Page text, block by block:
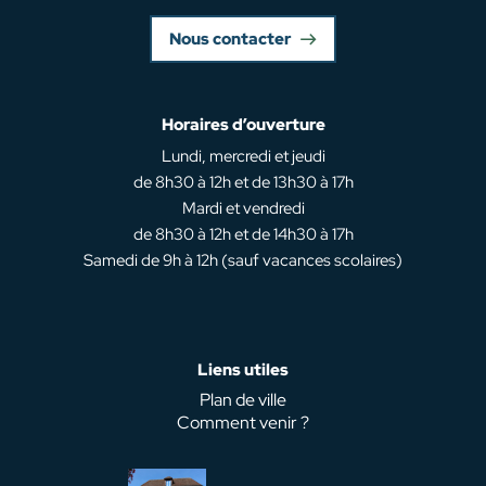
Nous contacter
Horaires d’ouverture
Lundi, mercredi et jeudi
de 8h30 à 12h et de 13h30 à 17h
Mardi et vendredi
de 8h30 à 12h et de 14h30 à 17h
Samedi de 9h à 12h (sauf vacances scolaires)
Liens utiles
Plan de ville
Comment venir ?